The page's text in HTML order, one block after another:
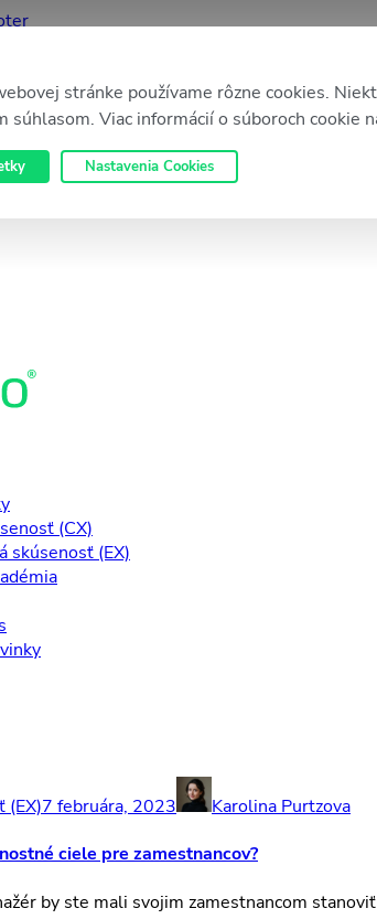
KATEGÓRIE
CX
(EX)
XM NEWS
(CX)
skúsenosť (EX)
(EX)7 februára, 2023
Karolina Purtzova
ciele pre zamestnancov?
by ste mali svojim zamestnancom
stránke používame rôzne cookies.
súhlasom. Viac informácií o súboroch cookie
Nastavenia Cookies